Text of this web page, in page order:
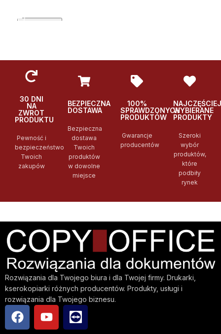
30 DNI
NA
ZWROT
PRODUKTU
Pewność i
bezpieczeństwo
Twoich
zakupów
BEZPIECZNA
DOSTAWA
Bezpieczna
dostawa
Twoich
produktów
w dowolne
miejsce
100%
SPRAWDZONYCH
PRODUKTÓW
Gwarancje
producentów
NAJCZĘŚCIEJ
WYBIERANE
PRODUKTY
Szeroki
wybór
produktów,
które
podbiły
rynek
Rozwiązania dla Twojego biura i dla Twojej firmy. Drukarki,
kserokopiarki różnych producentów. Produkty, usługi i
rozwiązania dla Twojego biznesu.